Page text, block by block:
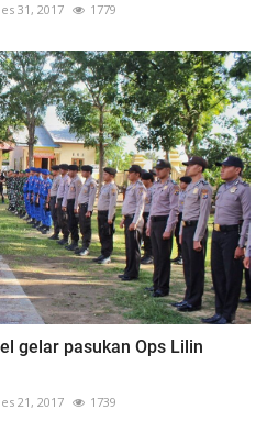
31, 2017 1779
gelar pasukan Ops Lilin
21, 2017 1739